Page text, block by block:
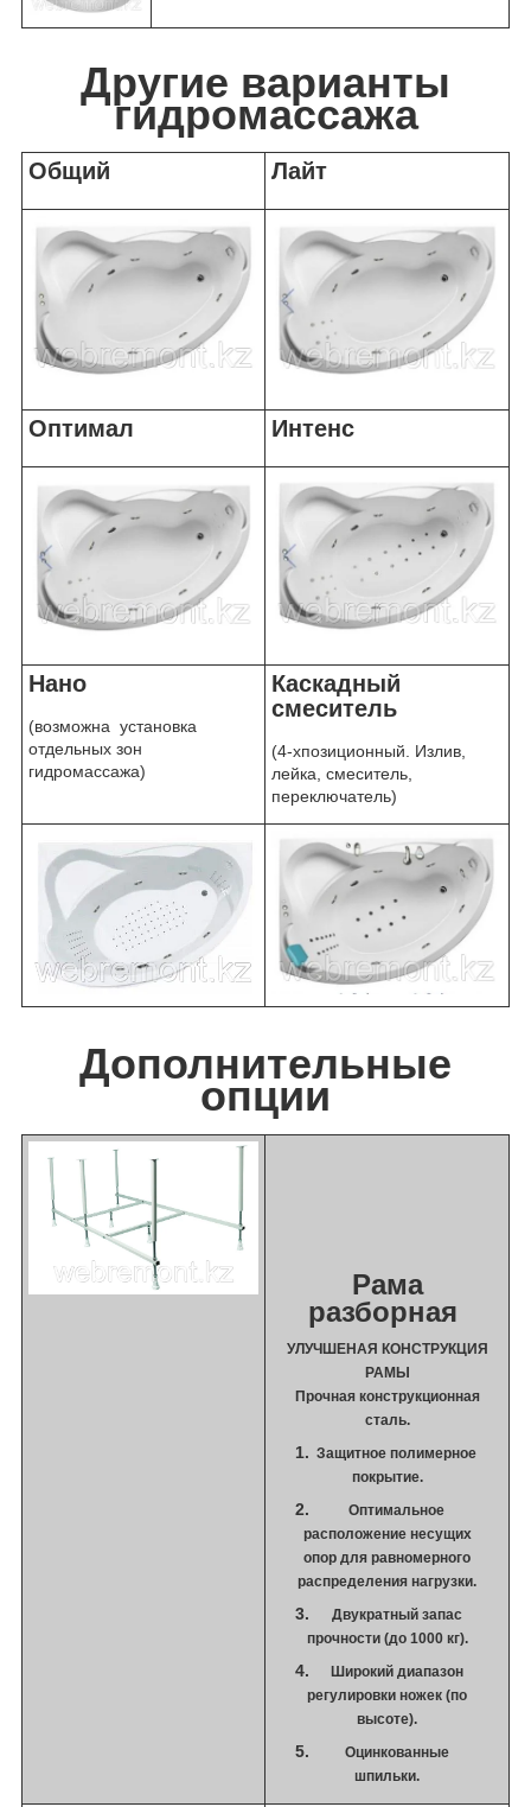
Другие варианты
гидромассажа
Общий Лайт
Оптимал Интенс
Нано
(возможна установка
отдельных зон
гидромассажа)
Каскадный
смеситель
(4-хпозиционный. Излив,
лейка, смеситель,
переключатель)
Дополнительные
опции
Рама
разборная
УЛУЧШЕНАЯ КОНСТРУКЦИЯ
РАМЫ
Прочная конструкционная
сталь.
Защитное полимерное
покрытие.
Оптимальное
расположение несущих
опор для равномерного
распределения нагрузки.
Двукратный запас
прочности (до 1000 кг).
Широкий диапазон
регулировки ножек (по
высоте).
Оцинкованные
шпильки.